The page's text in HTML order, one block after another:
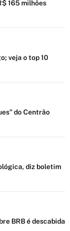
165 milhões
veja o top 10
do Centrão
diz boletim
BRB é descabida